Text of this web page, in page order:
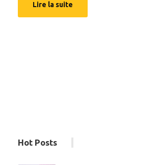
Lire la suite
Hot Posts